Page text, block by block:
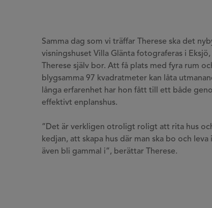
Samma dag som vi träffar Therese ska det
visningshuset Villa Glänta fotograferas i
Therese själv bor. Att få plats med fyra rum
blygsamma 97 kvadratmeter kan låta
långa erfarenhet har hon fått till ett både
effektivt enplanshus.
”Det är verkligen otroligt roligt att rita hus
kedjan, att skapa hus där man ska bo och leva
även bli gammal i”, berättar Therese.